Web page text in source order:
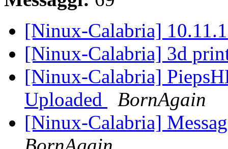
[Ninux-Calabria]
[Ninux-Calabria] 3d
[Ninux-Calabria]
Uploaded
BornAgain
[Ninux-Calabria]